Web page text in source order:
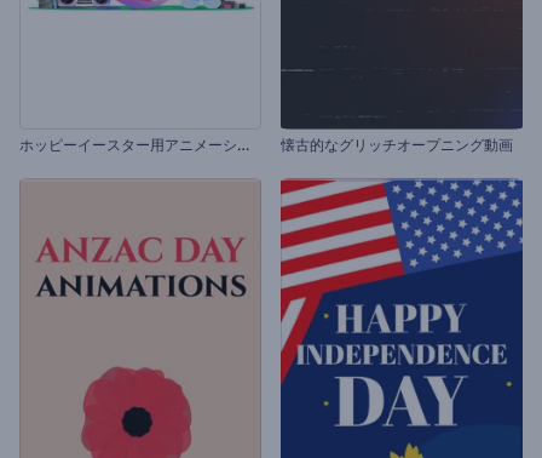
ホ
ッピーイースター用アニメーション 懐古的なグリッチオープニング動画